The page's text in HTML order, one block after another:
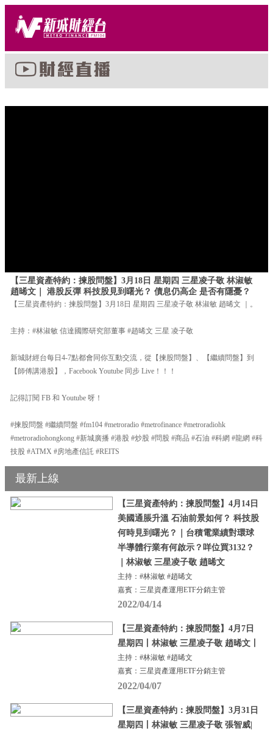
【三星資產特約：揀股問盤】3月18日 星期四 三星凌子敬 林淑敏
趙晞文｜ 港股反彈 科技股見到曙光？ 債息仍高企 是否有隱憂？
【三星資產特約：揀股問盤】3月18日 星期四 三星凌子敬 林淑敏 趙晞文 ｜。
主持：#林淑敏 信達國際研究部董事 #趙晞文 三星 凌子敬
新城財經台每日4-7點都會同你互動交流，從【揀股問盤】、【繼續問盤】到
【師傅講港股】，Facebook Youtube 同步 Live！！！
記得訂閱 FB 和 Youtube 呀！
#揀股問盤 #繼續問盤 #fm104 #metroradio #metrofinance #metroradiohk
#metroradiohongkong #新城廣播 #港股 #炒股 #問股 #商品 #石油 #科網 #龍網 #科
技股 #ATMX #房地產信託 #REITS
最新上線
【三星資產特約：揀股問盤】4月14日
美國通脹升溫 石油前景如何？ 科技股
何時見到曙光？｜台積電業績對環球
半導體行業有何啟示？咩位買3132？
｜林淑敏 三星凌子敬 趙晞文
主持：#林淑敏 #趙晞文
嘉賓：三星資產運用ETF分銷主管
2022/04/14
【三星資產特約：揀股問盤】4月7日
星期四丨林淑敏 三星凌子敬 趙晞文丨
主持：#林淑敏 #趙晞文
嘉賓：三星資產運用ETF分銷主管
2022/04/07
【三星資產特約：揀股問盤】3月31日
星期四丨林淑敏 三星凌子敬 張智威|